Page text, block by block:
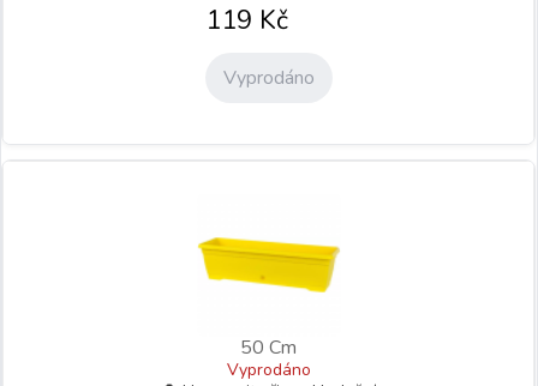
119 Kč
Vyprodáno
50 Cm
Vyprodáno